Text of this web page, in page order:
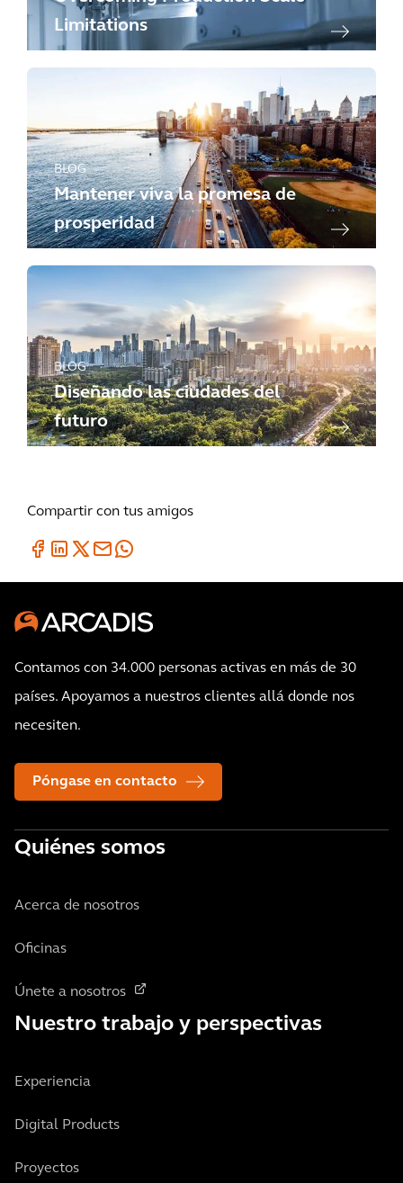
Limitations
BLOG
Mantener viva la promesa de
prosperidad
BLOG
Diseñando las ciudades del
futuro
Compartir con tus amigos
Contamos con 34.000 personas activas en más de 30
países. Apoyamos a nuestros clientes allá donde nos
necesiten.
Póngase en contacto
Quiénes somos
Acerca de nosotros
Oficinas
Únete a nosotros
Nuestro trabajo y perspectivas
Experiencia
Digital Products
Proyectos